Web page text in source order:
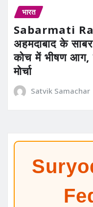
भारत
Sabarmati
अहमदाबाद के
कोच में भीषण आग,
मोर्चा
Satvik Samachar